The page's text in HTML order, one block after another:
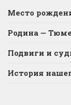
Место
Родина —
Подвиги и
История